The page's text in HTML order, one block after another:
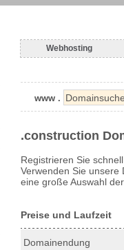
Webhosting
www .
.construction
Registrieren Sie
Verwenden Sie
eine große Auswahl
Preise und Laufzeit
Domainendung